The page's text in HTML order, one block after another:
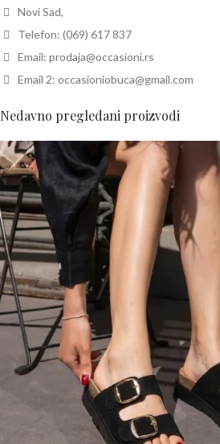
Novi Sad,
Telefon: (069) 617 837
Email: prodaja@occasioni.rs
Email 2: occasioniobuca@gmail.com
Nedavno pregledani proizvodi